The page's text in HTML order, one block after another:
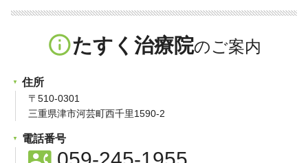
info_outlineたすく治療院
住所
〒510-0301
三重県津市河芸町西千里1590-2
電話番号